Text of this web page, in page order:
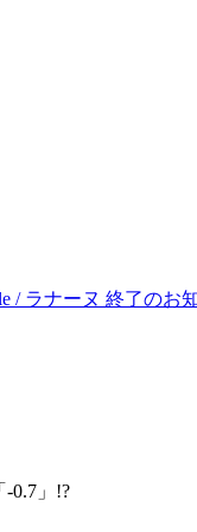
/ ラナーヌ 終了のお
0.7」!?